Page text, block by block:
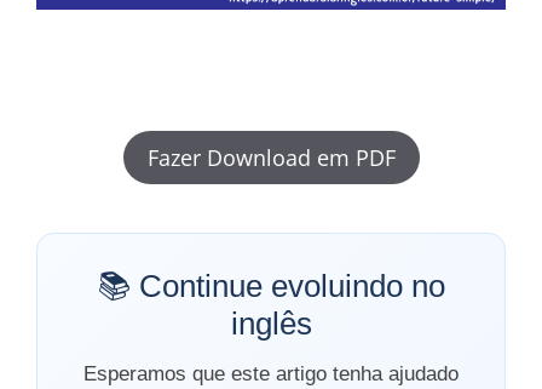
Fazer Download em PDF
📚 Continue evoluindo no
inglês
Esperamos que este artigo tenha ajudado